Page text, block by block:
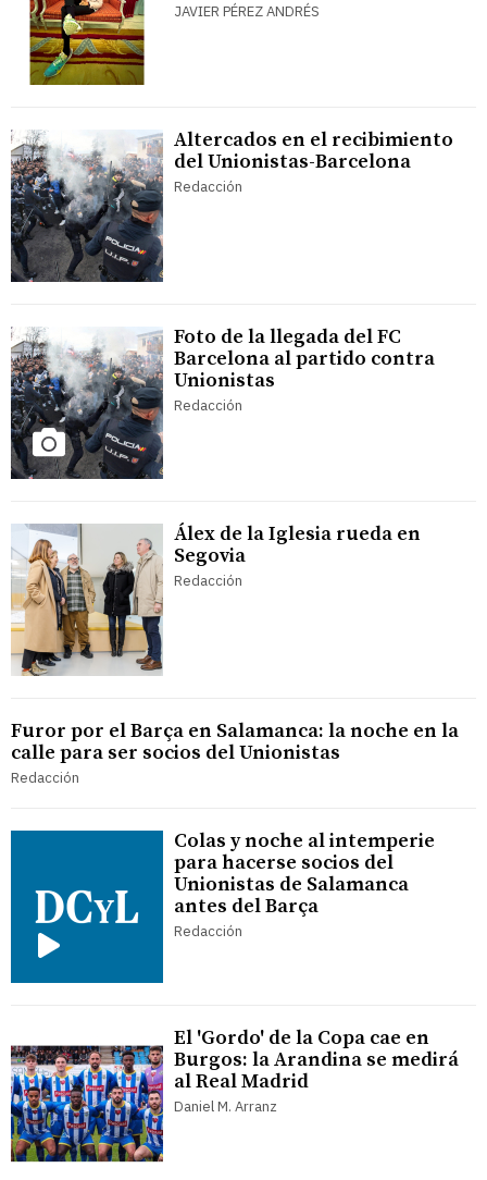
JAVIER PÉREZ ANDRÉS
Altercados en el recibimiento
del Unionistas-Barcelona
Redacción
Foto de la llegada del FC
Barcelona al partido contra
Unionistas
Redacción
Álex de la Iglesia rueda en
Segovia
Redacción
Furor por el Barça en Salamanca: la noche en la
calle para ser socios del Unionistas
Redacción
Colas y noche al intemperie
para hacerse socios del
Unionistas de Salamanca
antes del Barça
Redacción
El 'Gordo' de la Copa cae en
Burgos: la Arandina se medirá
al Real Madrid
Daniel M. Arranz